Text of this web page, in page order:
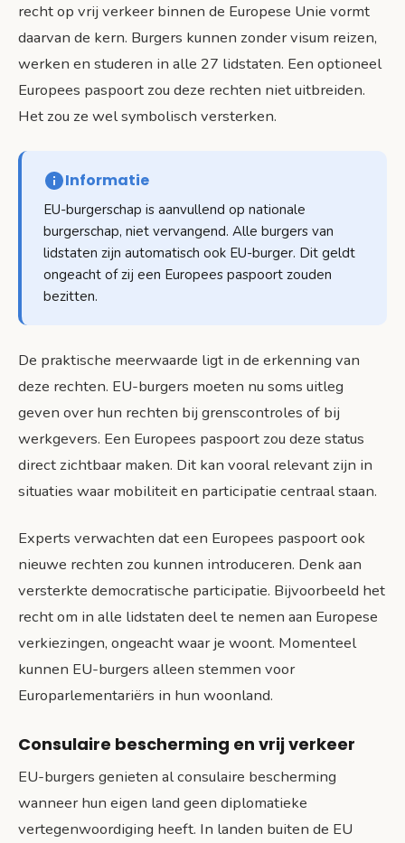
recht op vrij verkeer binnen de Europese Unie vormt
daarvan de kern. Burgers kunnen zonder visum reizen,
werken en studeren in alle 27 lidstaten. Een optioneel
Europees paspoort zou deze rechten niet uitbreiden.
Het zou ze wel symbolisch versterken.
Informatie
EU-burgerschap is aanvullend op nationale
burgerschap, niet vervangend. Alle burgers van
lidstaten zijn automatisch ook EU-burger. Dit geldt
ongeacht of zij een Europees paspoort zouden
bezitten.
De praktische meerwaarde ligt in de erkenning van
deze rechten. EU-burgers moeten nu soms uitleg
geven over hun rechten bij grenscontroles of bij
werkgevers. Een Europees paspoort zou deze status
direct zichtbaar maken. Dit kan vooral relevant zijn in
situaties waar mobiliteit en participatie centraal staan.
Experts verwachten dat een Europees paspoort ook
nieuwe rechten zou kunnen introduceren. Denk aan
versterkte democratische participatie. Bijvoorbeeld het
recht om in alle lidstaten deel te nemen aan Europese
verkiezingen, ongeacht waar je woont. Momenteel
kunnen EU-burgers alleen stemmen voor
Europarlementariërs in hun woonland.
Consulaire bescherming en vrij verkeer
EU-burgers genieten al consulaire bescherming
wanneer hun eigen land geen diplomatieke
vertegenwoordiging heeft. In landen buiten de EU